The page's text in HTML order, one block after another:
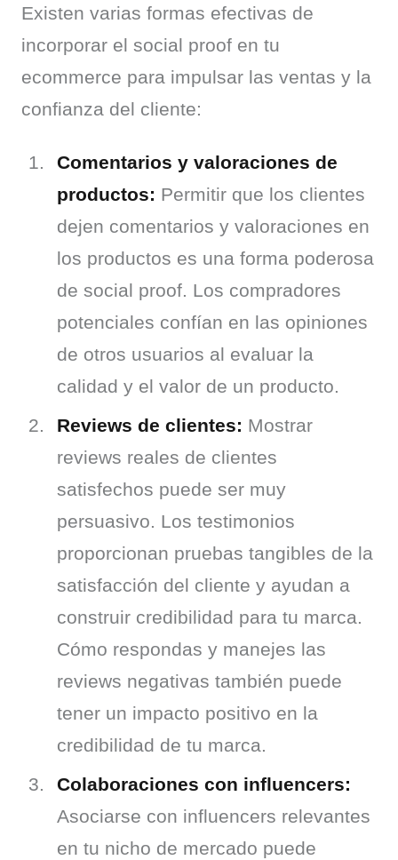
Existen varias formas efectivas de
incorporar el social proof en tu
ecommerce para impulsar las ventas y la
confianza del cliente:
Comentarios y valoraciones de
productos: Permitir que los clientes
dejen comentarios y valoraciones en
los productos es una forma poderosa
de social proof. Los compradores
potenciales confían en las opiniones
de otros usuarios al evaluar la
calidad y el valor de un producto.
Reviews de clientes: Mostrar
reviews reales de clientes
satisfechos puede ser muy
persuasivo. Los testimonios
proporcionan pruebas tangibles de la
satisfacción del cliente y ayudan a
construir credibilidad para tu marca.
Cómo respondas y manejes las
reviews negativas también puede
tener un impacto positivo en la
credibilidad de tu marca.
Colaboraciones con influencers:
Asociarse con influencers relevantes
en tu nicho de mercado puede